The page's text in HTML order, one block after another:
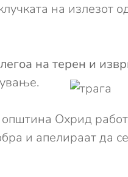
на излезот
на терен и
Охрид
и апелираат да